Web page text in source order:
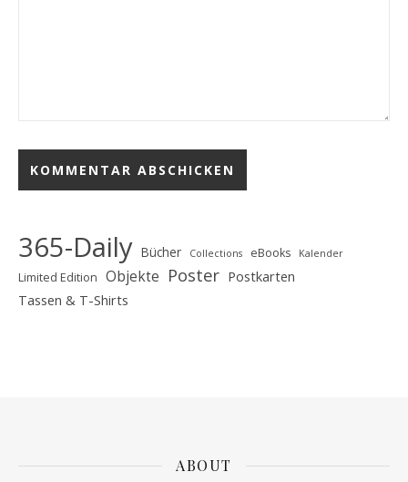
365-Daily Bücher Collections eBooks Kalender
Limited Edition Objekte Poster Postkarten
Tassen & T-Shirts
ABOUT